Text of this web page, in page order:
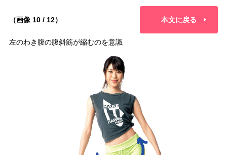
（画像 10 / 12） 本文に戻る
左のわき腹の腹斜筋が縮むのを意識